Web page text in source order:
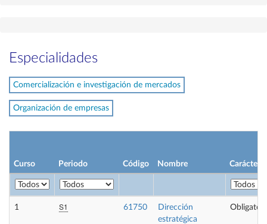
Especialidades
Comercialización e investigación de mercados
Organización de empresas
Curso Periodo Código Nombre Carácter
1 S1 61750
Dirección
estratégica